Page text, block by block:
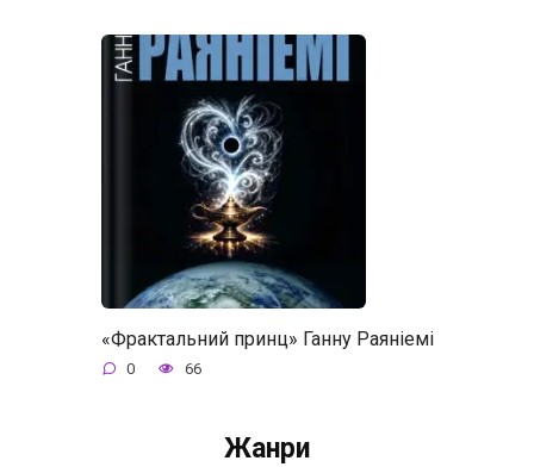
«Фрактальний принц» Ганну Раяніемі
0 66
Жанри